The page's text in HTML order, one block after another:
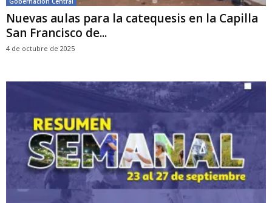
Nuevas aulas para la catequesis en la Capilla
San Francisco de...
4 de octubre de 2025